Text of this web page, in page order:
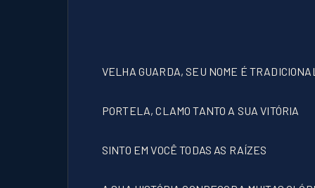
VELHA GUARDA, SEU NOME É
PORTELA, CLAMO TANTO A SUA VITÓRIA
SINTO EM VOCÊ TODAS AS RAÍZES